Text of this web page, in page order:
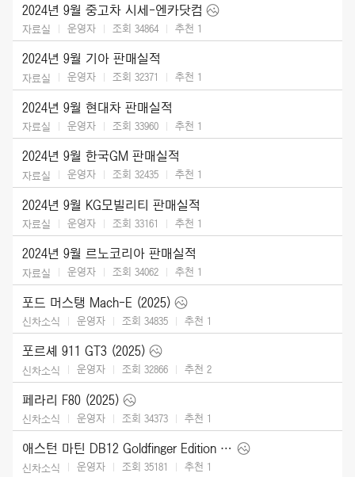
2024년 9월 중고차 시세-엔카닷컴
자료실 운영자 조회 34864 추천 1
2024년 9월 기아 판매실적
자료실 운영자 조회 32371 추천 1
2024년 9월 현대차 판매실적
자료실 운영자 조회 33960 추천 1
2024년 9월 한국GM 판매실적
자료실 운영자 조회 32435 추천 1
2024년 9월 KG모빌리티 판매실적
자료실 운영자 조회 33161 추천 1
2024년 9월 르노코리아 판매실적
자료실 운영자 조회 34062 추천 1
포드 머스탱 Mach-E (2025)
신차소식 운영자 조회 34835 추천 1
포르셰 911 GT3 (2025)
신차소식 운영자 조회 32866 추천 2
페라리 F80 (2025)
신차소식 운영자 조회 34373 추천 1
애스턴 마틴 DB12 Goldfinger Edition (2025)
신차소식 운영자 조회 35181 추천 1